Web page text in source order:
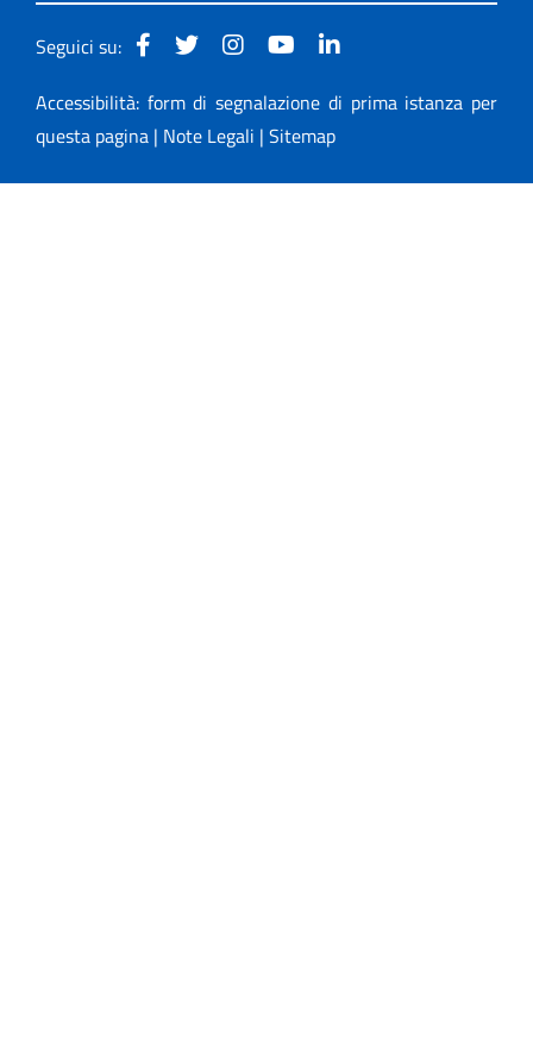
Seguici su:
Accessibilità: form di segnalazione di prima istanza per
questa pagina | Note Legali | Sitemap